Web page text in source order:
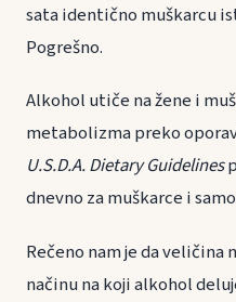
sata identično muškarcu
Pogrešno.
Alkohol utiče na žene i
metabolizma preko
U.S.D.A. Dietary Guidelines
dnevno za muškarce i
Rečeno nam je da
načinu na koji alkohol